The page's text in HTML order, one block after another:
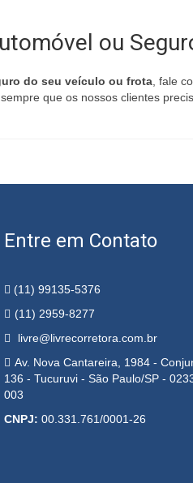
ou
do seu veículo ou frota , fale
que os nossos clientes
Entre em Contato
(11) 99135-5376
(11) 2959-8277
livre@livrecorretora.com.br
Av. Nova Cantareira, 1984 -
136 - Tucuruvi - São Paulo/SP -
003
CNPJ: 00.331.761/0001-26